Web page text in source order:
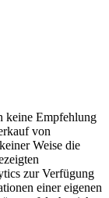
keine Empfehlung
von
Weise die
zur Verfügung
einer eigenen